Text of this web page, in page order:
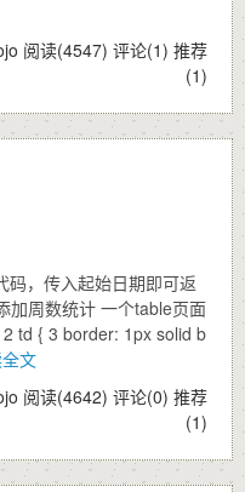
阅读(4547) 评论(1) 推荐
(1)
码，传入起始日期即可返
加周数统计 一个table页面
td { 3 border: 1px solid b
文
阅读(4642) 评论(0) 推荐
(1)